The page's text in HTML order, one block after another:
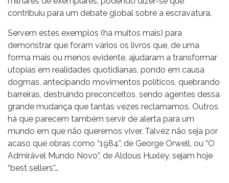
contribuiu para um debate global sobre a escravatura.
Servem estes exemplos (há muitos mais) para
demonstrar que foram vários os livros que, de uma
forma mais ou menos evidente, ajudaram a transformar
utopias em realidades quotidianas, pondo em causa
dogmas, antecipando movimentos políticos, quebrando
barreiras, destruindo preconceitos, sendo agentes dessa
grande mudança que tantas vezes reclamamos. Outros
há que parecem também servir de alerta para um
mundo em que não queremos viver. Talvez não seja por
acaso que obras como “1984”, de George Orwell, ou “O
Admirável Mundo Novo”, de Aldous Huxley, sejam hoje
“best sellers”…